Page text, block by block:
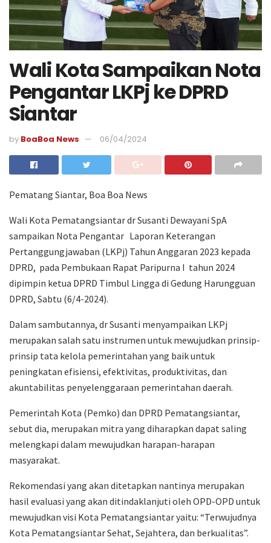
Wali Kota Sampaikan Nota
Pengantar LKPj ke DPRD
Siantar
by BoaBoa News 06/04/2024
Pematang Siantar, Boa Boa News
Wali Kota Pematangsiantar dr Susanti Dewayani SpA
sampaikan Nota Pengantar Laporan Keterangan
Pertanggungjawaban (LKPj) Tahun Anggaran 2023 kepada
DPRD, pada Pembukaan Rapat Paripurna I tahun 2024
dipimpin ketua DPRD Timbul Lingga di Gedung Harungguan
DPRD, Sabtu (6/4-2024).
Dalam sambutannya, dr Susanti menyampaikan LKPj
merupakan salah satu instrumen untuk mewujudkan prinsip-
prinsip tata kelola pemerintahan yang baik untuk
peningkatan efisiensi, efektivitas, produktivitas, dan
akuntabilitas penyelenggaraan pemerintahan daerah.
Pemerintah Kota (Pemko) dan DPRD Pematangsiantar,
sebut dia, merupakan mitra yang diharapkan dapat saling
melengkapi dalam mewujudkan harapan-harapan
masyarakat.
Rekomendasi yang akan ditetapkan nantinya merupakan
hasil evaluasi yang akan ditindaklanjuti oleh OPD-OPD untuk
mewujudkan visi Kota Pematangsiantar yaitu: “Terwujudnya
Kota Pematangsiantar Sehat, Sejahtera, dan berkualitas”.